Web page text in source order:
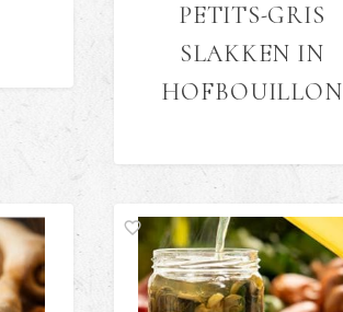
PETITS-GRIS
SLAKKEN IN
HOFBOUILLON